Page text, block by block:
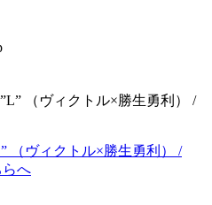
（ヴィクトル×勝生勇利） /
らへ